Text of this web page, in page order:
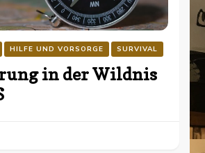
HILFE UND VORSORGE SURVIVAL
in der Wildnis